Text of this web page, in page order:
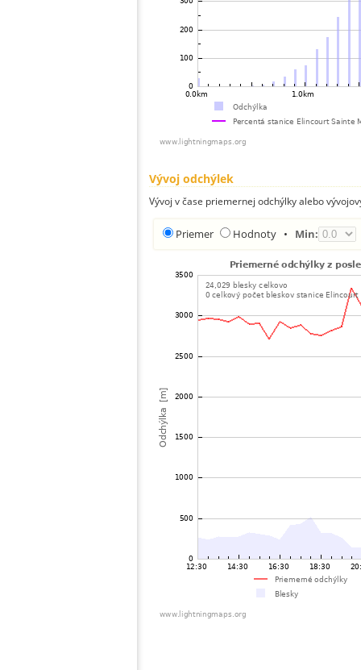
Vývoj odchýlek
Vývoj v čase priemernej odchýlky alebo
Priemer Hodnoty • Min: